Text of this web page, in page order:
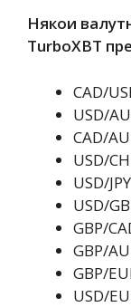
Някои
TurboXBT
CAD/
USD/
CAD/
USD/
USD/JPY
USD/
GBP/
GBP/
GBP/
USD/